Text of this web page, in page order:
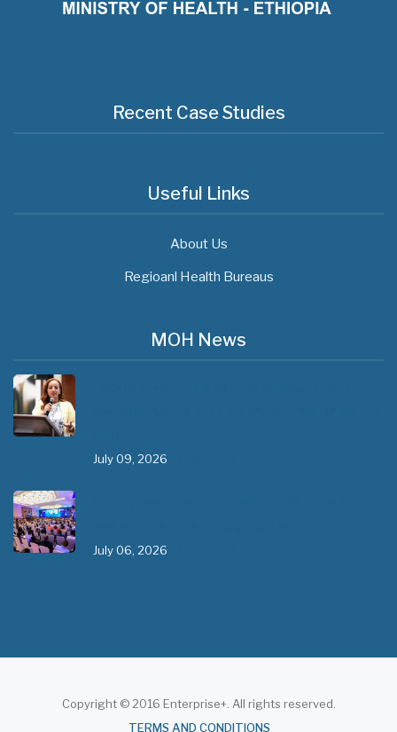
Recent Case Studies
Useful Links
About Us
Regioanl Health Bureaus
MOH News
July 09, 2026
July 06, 2026
Copyright © 2016 Enterprise+. All rights reserved.
TERMS AND CONDITIONS